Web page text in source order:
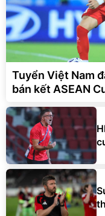
Tuyển Việt Nam
bán kết ASEAN